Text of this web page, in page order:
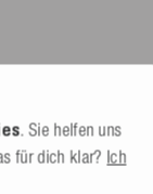
. Sie helfen uns
für dich klar? Ich